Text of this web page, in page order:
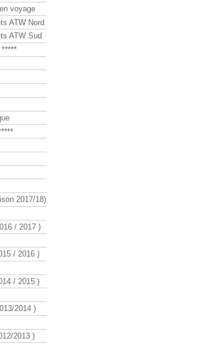
voyage
ATW Nord
ATW Sud
2017/18)
/ 2017 )
/ 2016 )
/ 2015 )
2014 )
2013 )